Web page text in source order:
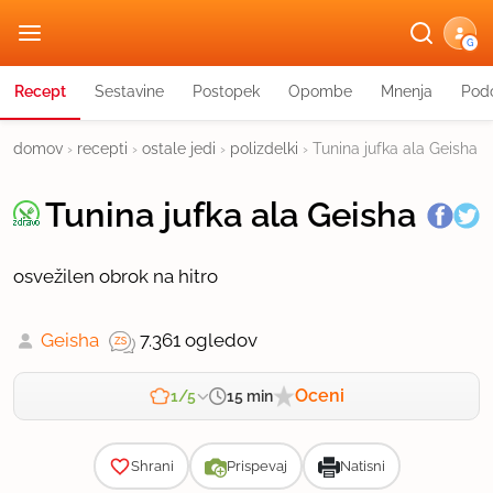
G
Recept Sestavine Postopek Opombe Mnenja
domov › recepti › ostale jedi › polizdelki › Tunina jufka ala Geisha
Tunina jufka ala Geisha
osvežilen obrok na hitro
Geisha 7.361 ogledov
1/5 15 min Oceni
Shrani Prispevaj Natisni